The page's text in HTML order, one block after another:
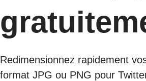
Redimensionnez rapidement
format JPG ou PNG pour